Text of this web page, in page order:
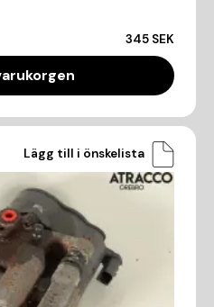
345 SEK
Lägg till i önskelista